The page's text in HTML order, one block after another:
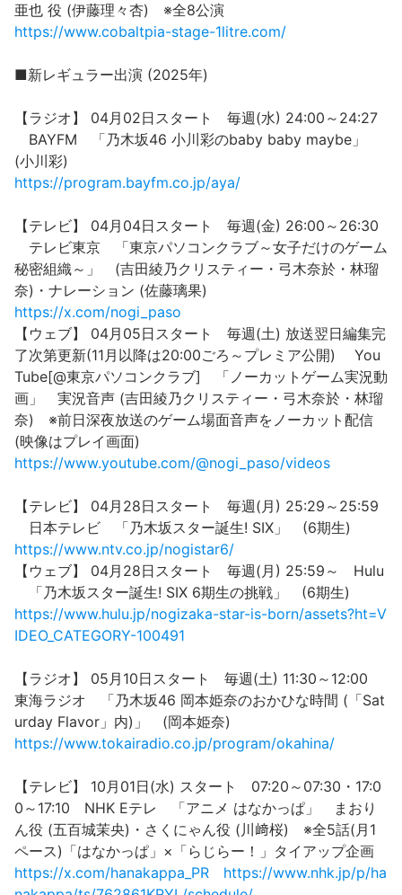
亜也 役 (伊藤理々杏) ※全8公演
https://www.cobaltpia-stage-1litre.com/
■新レギュラー出演 (2025年)
【ラジオ】 04月02日スタート 毎週(水) 24:00～24:27
BAYFM 「乃木坂46 小川彩のbaby baby maybe」
(小川彩)
https://program.bayfm.co.jp/aya/
【テレビ】 04月04日スタート 毎週(金) 26:00～26:30
テレビ東京 「東京パソコンクラブ～女子だけのゲーム
秘密組織～」 (吉田綾乃クリスティー・弓木奈於・林瑠
奈)・ナレーション (佐藤璃果)
https://x.com/nogi_paso
【ウェブ】 04月05日スタート 毎週(土) 放送翌日編集完
了次第更新(11月以降は20:00ごろ～プレミア公開) You
Tube[@東京パソコンクラブ] 「ノーカットゲーム実況動
画」 実況音声 (吉田綾乃クリスティー・弓木奈於・林瑠
奈) ※前日深夜放送のゲーム場面音声をノーカット配信
(映像はプレイ画面)
https://www.youtube.com/@nogi_paso/videos
【テレビ】 04月28日スタート 毎週(月) 25:29～25:59
日本テレビ 「乃木坂スター誕生! SIX」 (6期生)
https://www.ntv.co.jp/nogistar6/
【ウェブ】 04月28日スタート 毎週(月) 25:59～ Hulu
「乃木坂スター誕生! SIX 6期生の挑戦」 (6期生)
https://www.hulu.jp/nogizaka-star-is-born/assets?ht=V
IDEO_CATEGORY-100491
【ラジオ】 05月10日スタート 毎週(土) 11:30～12:00
東海ラジオ 「乃木坂46 岡本姫奈のおかひな時間 (「Sat
urday Flavor」内)」 (岡本姫奈)
https://www.tokairadio.co.jp/program/okahina/
【テレビ】 10月01日(水) スタート 07:20～07:30・17:0
0～17:10 NHK Eテレ 「アニメ はなかっぱ」 まおり
ん役 (五百城茉央)・さくにゃん役 (川﨑桜) ※全5話(月1
ペース)「はなかっぱ」×「らじらー！」タイアップ企画
https://x.com/hanakappa_PR
https://www.nhk.jp/p/ha